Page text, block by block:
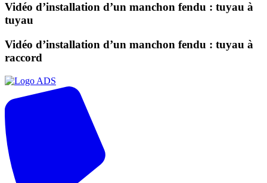
Vidéo d’installation d’un manchon fendu : tuyau à
tuyau
Vidéo d’installation d’un manchon fendu : tuyau à
raccord